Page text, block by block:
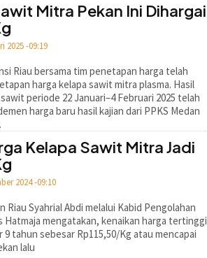
Mitra Pekan Ini Dihargai
2025 -09:19
Riau bersama tim penetapan harga telah
harga kelapa sawit mitra plasma. Hasil
periode 22 Januari–4 Februari 2025 telah
harga baru hasil kajian dari PPKS Medan
Kelapa Sawit Mitra Jadi
2024 -09:10
Riau Syahrial Abdi melalui Kabid Pengolahan
Hatmaja mengatakan, kenaikan harga tertinggi
tahun sebesar Rp115,50/Kg atau mencapai
lalu